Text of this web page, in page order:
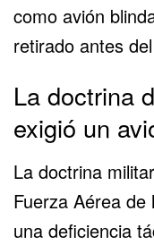
como avión
retirado antes
La doctrina
exigió un
La doctrina
Fuerza Aérea
una deficiencia